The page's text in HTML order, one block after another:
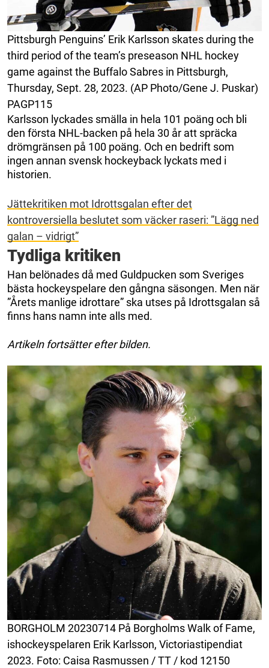
Pittsburgh Penguins’ Erik Karlsson skates during the
third period of the team’s preseason NHL hockey
game against the Buffalo Sabres in Pittsburgh,
Thursday, Sept. 28, 2023. (AP Photo/Gene J. Puskar)
PAGP115
Karlsson lyckades smälla in hela 101 poäng och bli
den första NHL-backen på hela 30 år att spräcka
drömgränsen på 100 poäng. Och en bedrift som
ingen annan svensk hockeyback lyckats med i
historien.
Jättekritiken mot Idrottsgalan efter det
kontroversiella beslutet som väcker raseri: ”Lägg ned
galan – vidrigt”
Tydliga kritiken
Han belönades då med Guldpucken som Sveriges
bästa hockeyspelare den gångna säsongen. Men när
”Årets manlige idrottare” ska utses på Idrottsgalan så
finns hans namn inte alls med.
Artikeln fortsätter efter bilden.
BORGHOLM 20230714 På Borgholms Walk of Fame,
ishockeyspelaren Erik Karlsson, Victoriastipendiat
2023. Foto: Caisa Rasmussen / TT / kod 12150